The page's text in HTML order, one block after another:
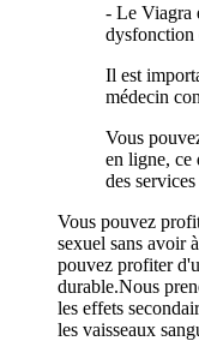
- Le Viagra
dysfonction
Il est
médecin
Vous
en ligne, ce
des
Vous pouvez
sexuel sans avoir
pouvez profiter
durable.Nous
les effets
les vaisseaux